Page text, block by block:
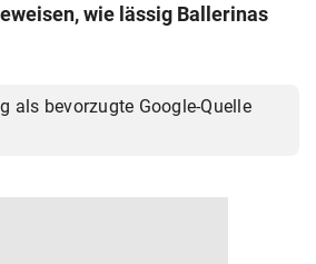
wie lässig Ballerinas
als bevorzugte Google-Quelle